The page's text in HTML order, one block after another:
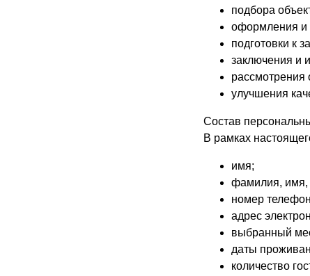
подбора
оформления и
подготовки к
заключения и
рассмотрения
улучшения
Состав
В рамках
имя;
фамилия, имя,
номер
адрес
выбранный
даты
количество